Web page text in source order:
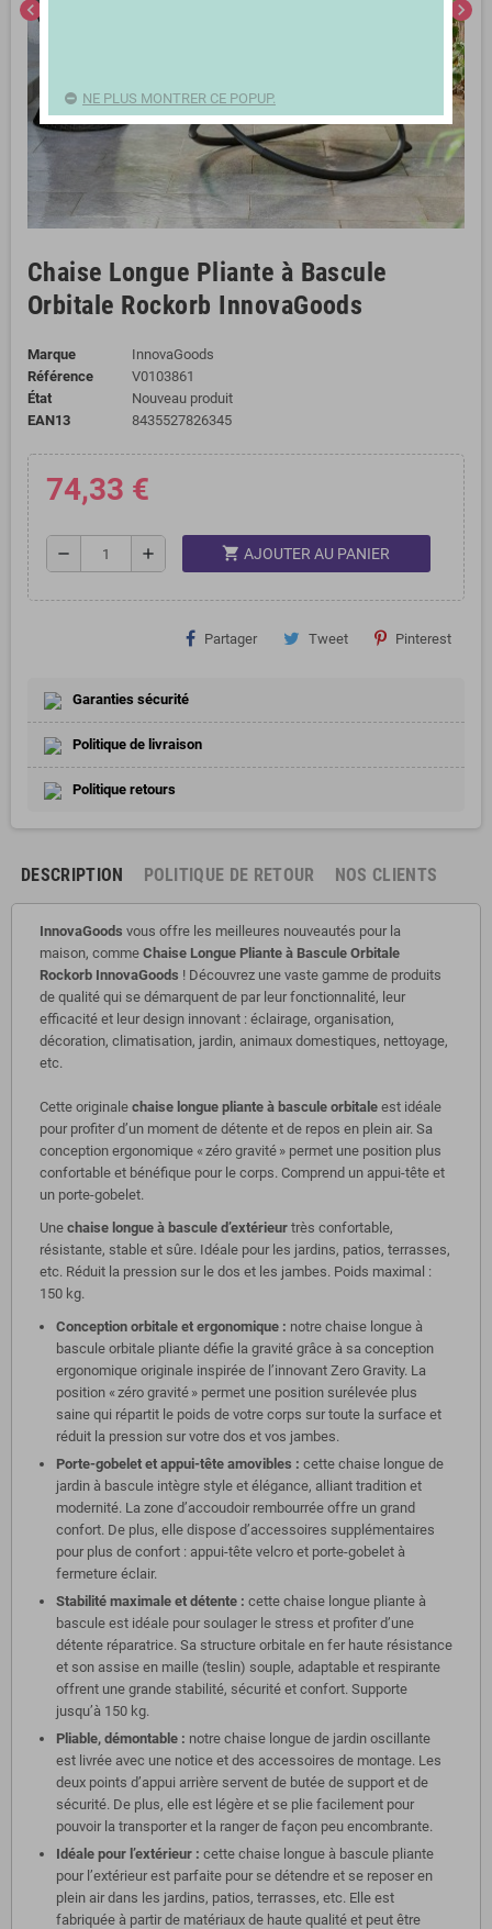
chevron_left chevron_right
Chaise Longue Pliante à Bascule
Orbitale Rockorb InnovaGoods
Marque
InnovaGoods
Référence
V0103861
État
Nouveau produit
EAN13
8435527826345
74,33 €
remove add shopping_cart AJOUTER AU PANIER
Partager Tweet Pinterest
Garanties sécurité
Politique de livraison
Politique retours
DESCRIPTION POLITIQUE DE RETOUR NOS CLIENTS
InnovaGoods vous offre les meilleures nouveautés pour la
maison, comme Chaise Longue Pliante à Bascule Orbitale
Rockorb InnovaGoods ! Découvrez une vaste gamme de produits
de qualité qui se démarquent de par leur fonctionnalité, leur
efficacité et leur design innovant : éclairage, organisation,
décoration, climatisation, jardin, animaux domestiques, nettoyage,
etc.
Cette originale chaise longue pliante à bascule orbitale est idéale
pour profiter d’un moment de détente et de repos en plein air. Sa
conception ergonomique « zéro gravité » permet une position plus
confortable et bénéfique pour le corps. Comprend un appui-tête et
un porte-gobelet.
Une chaise longue à bascule d’extérieur très confortable,
résistante, stable et sûre. Idéale pour les jardins, patios, terrasses,
etc. Réduit la pression sur le dos et les jambes. Poids maximal :
150 kg.
Conception orbitale et ergonomique : notre chaise longue à
bascule orbitale pliante défie la gravité grâce à sa conception
ergonomique originale inspirée de l’innovant Zero Gravity. La
position « zéro gravité » permet une position surélevée plus
saine qui répartit le poids de votre corps sur toute la surface et
réduit la pression sur votre dos et vos jambes.
Porte-gobelet et appui-tête amovibles : cette chaise longue de
jardin à bascule intègre style et élégance, alliant tradition et
modernité. La zone d’accoudoir rembourrée offre un grand
confort. De plus, elle dispose d’accessoires supplémentaires
pour plus de confort : appui-tête velcro et porte-gobelet à
fermeture éclair.
Stabilité maximale et détente : cette chaise longue pliante à
bascule est idéale pour soulager le stress et profiter d’une
détente réparatrice. Sa structure orbitale en fer haute résistance
et son assise en maille (teslin) souple, adaptable et respirante
offrent une grande stabilité, sécurité et confort. Supporte
jusqu’à 150 kg.
Pliable, démontable : notre chaise longue de jardin oscillante
est livrée avec une notice et des accessoires de montage. Les
deux points d’appui arrière servent de butée de support et de
sécurité. De plus, elle est légère et se plie facilement pour
pouvoir la transporter et la ranger de façon peu encombrante.
Idéale pour l’extérieur : cette chaise longue à bascule pliante
pour l’extérieur est parfaite pour se détendre et se reposer en
plein air dans les jardins, patios, terrasses, etc. Elle est
fabriquée à partir de matériaux de haute qualité et peut être
NE PLUS MONTRER CE POPUP.